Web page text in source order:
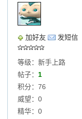
小字报
加好友 发短信
等级：新手上路
帖子： 1
积分：76
威望：0
精华：0